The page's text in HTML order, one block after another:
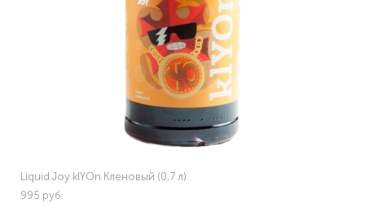
Liquid Joy klYOn Кленовый (0,7 л)
995 pуб.